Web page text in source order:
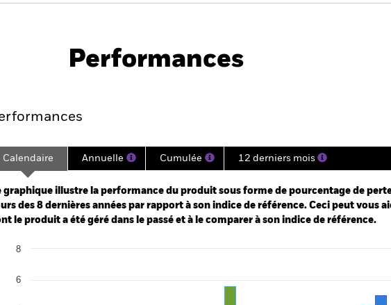
Key Facts Managers
Performances
2017-09-01 00:00:00 to 2026-07-31 00:00:00.
-16 to 32.
Calendaire Annuelle Cumulée 12 derniers mois
graphique illustre la performance du produit sous forme de pourcentage de
des 8 dernières années par rapport à son indice de référence. Ceci peut vous
le produit a été géré dans le passé et à le comparer à son indice de référence.
chart with 2 data series.
chart has 1 Y axis displaying Values. Range: -6 to 8.
6
8